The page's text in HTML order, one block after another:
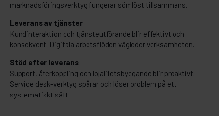
marknadsföringsverktyg fungerar sömlöst tillsammans.
Leverans av tjänster
Kundinteraktion och tjänsteutförande blir effektivt och
konsekvent. Digitala arbetsflöden vägleder verksamheten.
Stöd efter leverans
Support, återkoppling och lojalitetsbyggande blir proaktivt.
Service desk-verktyg spårar och löser problem på ett
systematiskt sätt.